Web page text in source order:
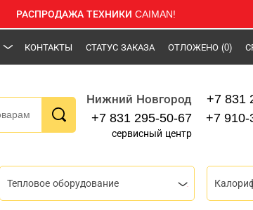
РАСПРОДАЖА ТЕХНИКИ CAIMAN!
КОНТАКТЫ СТАТУС ЗАКАЗА ОТЛОЖЕНО (0)
Нижний Новгород
+7 831 295-50-67
сервисный центр
+7 831
+7 910-
Тепловое оборудование